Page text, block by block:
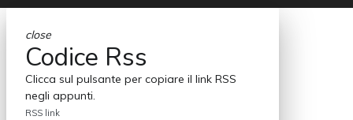
close
Codice Rss
Clicca sul pulsante per copiare il link RSS
negli appunti.
RSS link